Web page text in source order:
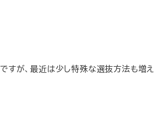
が、最近は少し特殊な選抜方法も増